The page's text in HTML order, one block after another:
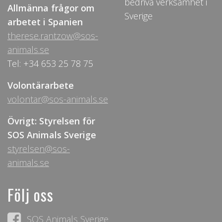
Allmänna frågor om
arbetet i Spanien
therese.rantzow@sos-
animals.se
Tel: +34 653 25 78 75
Volontärarbete
volontar@sos-animals.se
Övrigt: Styrelsen för
SOS Animals Sverige
styrelsen@sos-
animals.se
Sverige
Följ oss
SOS Animals Sverige